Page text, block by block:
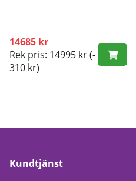
14685 kr
Rek pris: 14995 kr(-
310 kr)
Kundtjänst